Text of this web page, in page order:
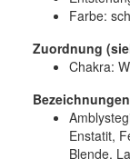
Farbe:
Zuordnung
Chakra:
Enstatit,
Blende,